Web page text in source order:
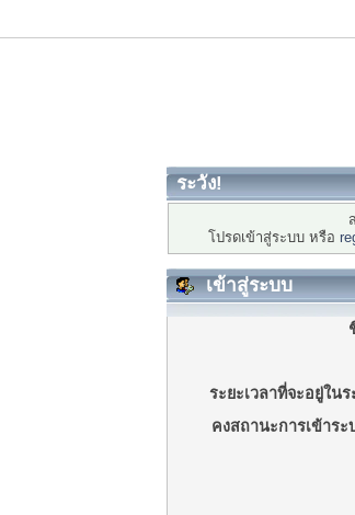
ระวัง!
โปรดเข้าสู่ระบบ หรือ
เข้าสู่ระบบ
ระยะเวลาที่จะอยู่ใน
คงสถานะการเข้าระ